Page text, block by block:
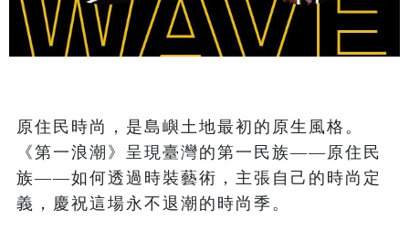
原住民時尚，是島嶼土地最初的原生風格。
《第一浪潮》呈現臺灣的第一民族——原住民
族——如何透過時裝藝術，主張自己的時尚定
義，慶祝這場永不退潮的時尚季。